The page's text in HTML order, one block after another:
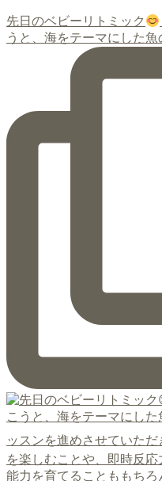
先日のベビーリトミック
うと、海をテーマにした